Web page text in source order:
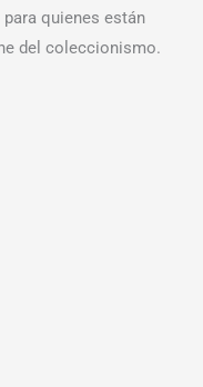
quienes están
del coleccionismo.